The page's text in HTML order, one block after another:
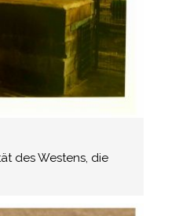
des Westens, die